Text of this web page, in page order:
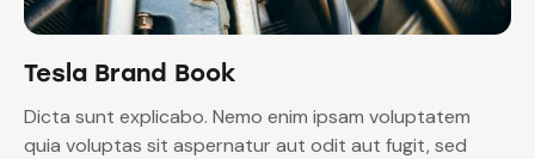
Tesla Brand Book
Dicta sunt explicabo. Nemo enim ipsam voluptatem
quia voluptas sit aspernatur aut odit aut fugit, sed